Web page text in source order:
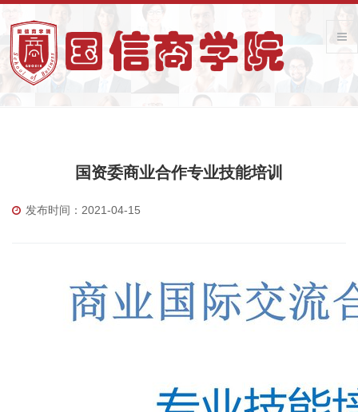
国资委商业合作专业技能培训
发布时间：2021-04-15